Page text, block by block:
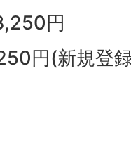
円
円(新規登